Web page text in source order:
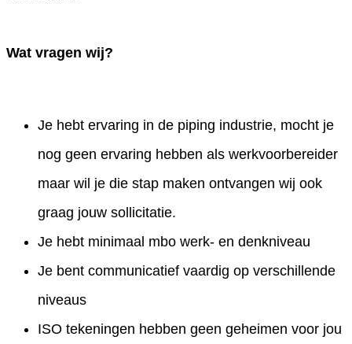
Wat vragen wij?
Je hebt ervaring in de piping industrie, mocht je
nog geen ervaring hebben als werkvoorbereider
maar wil je die stap maken ontvangen wij ook
graag jouw sollicitatie.
Je hebt minimaal mbo werk- en denkniveau
Je bent communicatief vaardig op verschillende
niveaus
ISO tekeningen hebben geen geheimen voor jou